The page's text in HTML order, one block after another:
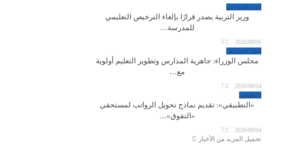
أخبار المدارس
وزير التربية يصدر قرارًا بإلغاء الترخيص التعليمي
للمدرسة…
2026/08/06
5
أخبار المدارس
مجلس الوزراء: جاهزية المدارس وتطوير التعليم أولوية
مع…
2026/08/04
7
التطبيقي
«التطبيقي»: تقديم نماذج تحويل الرواتب لمستحقي
«التفوق»…
2026/08/04
7
تحميل المزيد من الأخبار